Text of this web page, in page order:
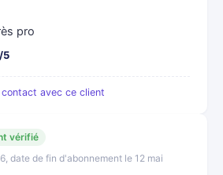
pro
5
contact avec ce client
vérifié
date de fin d'abonnement le 12 mai